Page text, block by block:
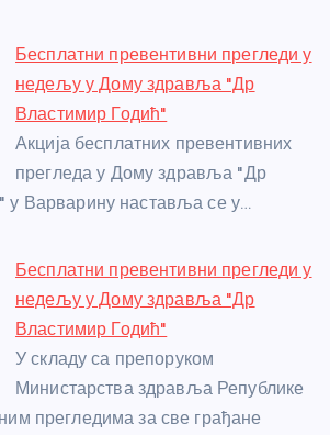
Бесплатни превентивни прегледи у
недељу у Дому здравља "Др
Властимир Годић"
Акција бесплатних превентивних
прегледа у Дому здравља "Др
у Варварину наставља се у…
Бесплатни превентивни прегледи у
недељу у Дому здравља "Др
Властимир Годић"
У складу са препоруком
Министарства здравља Републике
прегледима за све грађане